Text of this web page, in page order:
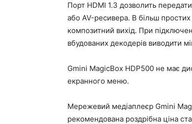
Порт HDMI 1.3 дозволить
або AV-ресивера. В більш
композитний вихід. При
вбудованих декодерів виводити
Gmini MagicBox HDP500 не має
екранного меню.
Мережевий медіаплеєр Gmini
рекомендована роздрібна ціна